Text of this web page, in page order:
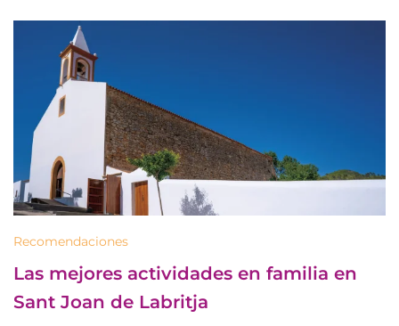
Recomendaciones
Las mejores actividades en familia en
Sant Joan de Labritja